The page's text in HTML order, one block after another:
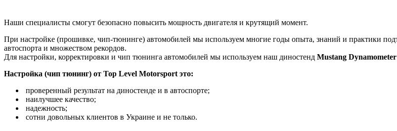
Наши специалисты смогут безопасно повысить мощность двигателя и крутящий момент.
При настройке (прошивке, чип-тюнинге) автомобилей мы используем многие годы опыта, знаний и практики
автоспорта и множеством рекордов.
Для настройки, корректировки и чип тюнинга автомобилей мы используем наш диностенд Mustang
Настройка (чип тюнинг) от Top Level Motorsport это:
проверенный результат на диностенде и в автоспорте;
наилучшее качество;
надежность;
сотни довольных клиентов в Украине и не только.